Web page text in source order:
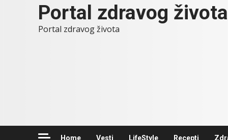
Portal zdravog života
Portal zdravog života
Home Vesti LifeStyle Recepti